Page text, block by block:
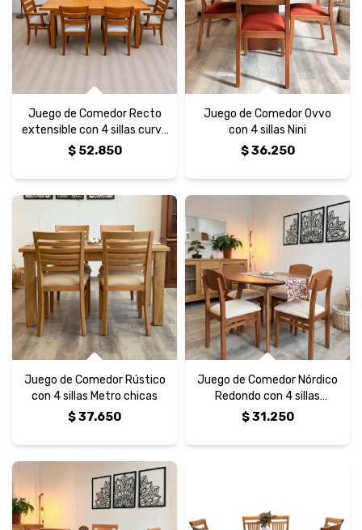
Juego de Comedor Recto
extensible con 4 sillas curva
ancash más 2 con brazo
$ 52.850
Juego de Comedor Ovvo
con 4 sillas Nini
$36.250
Juego de Comedor Rústico
con 4 sillas Metro chicas
$37.650
Juego de Comedor Nórdico
Redondo con 4 sillas
Nórdicas
$31.250